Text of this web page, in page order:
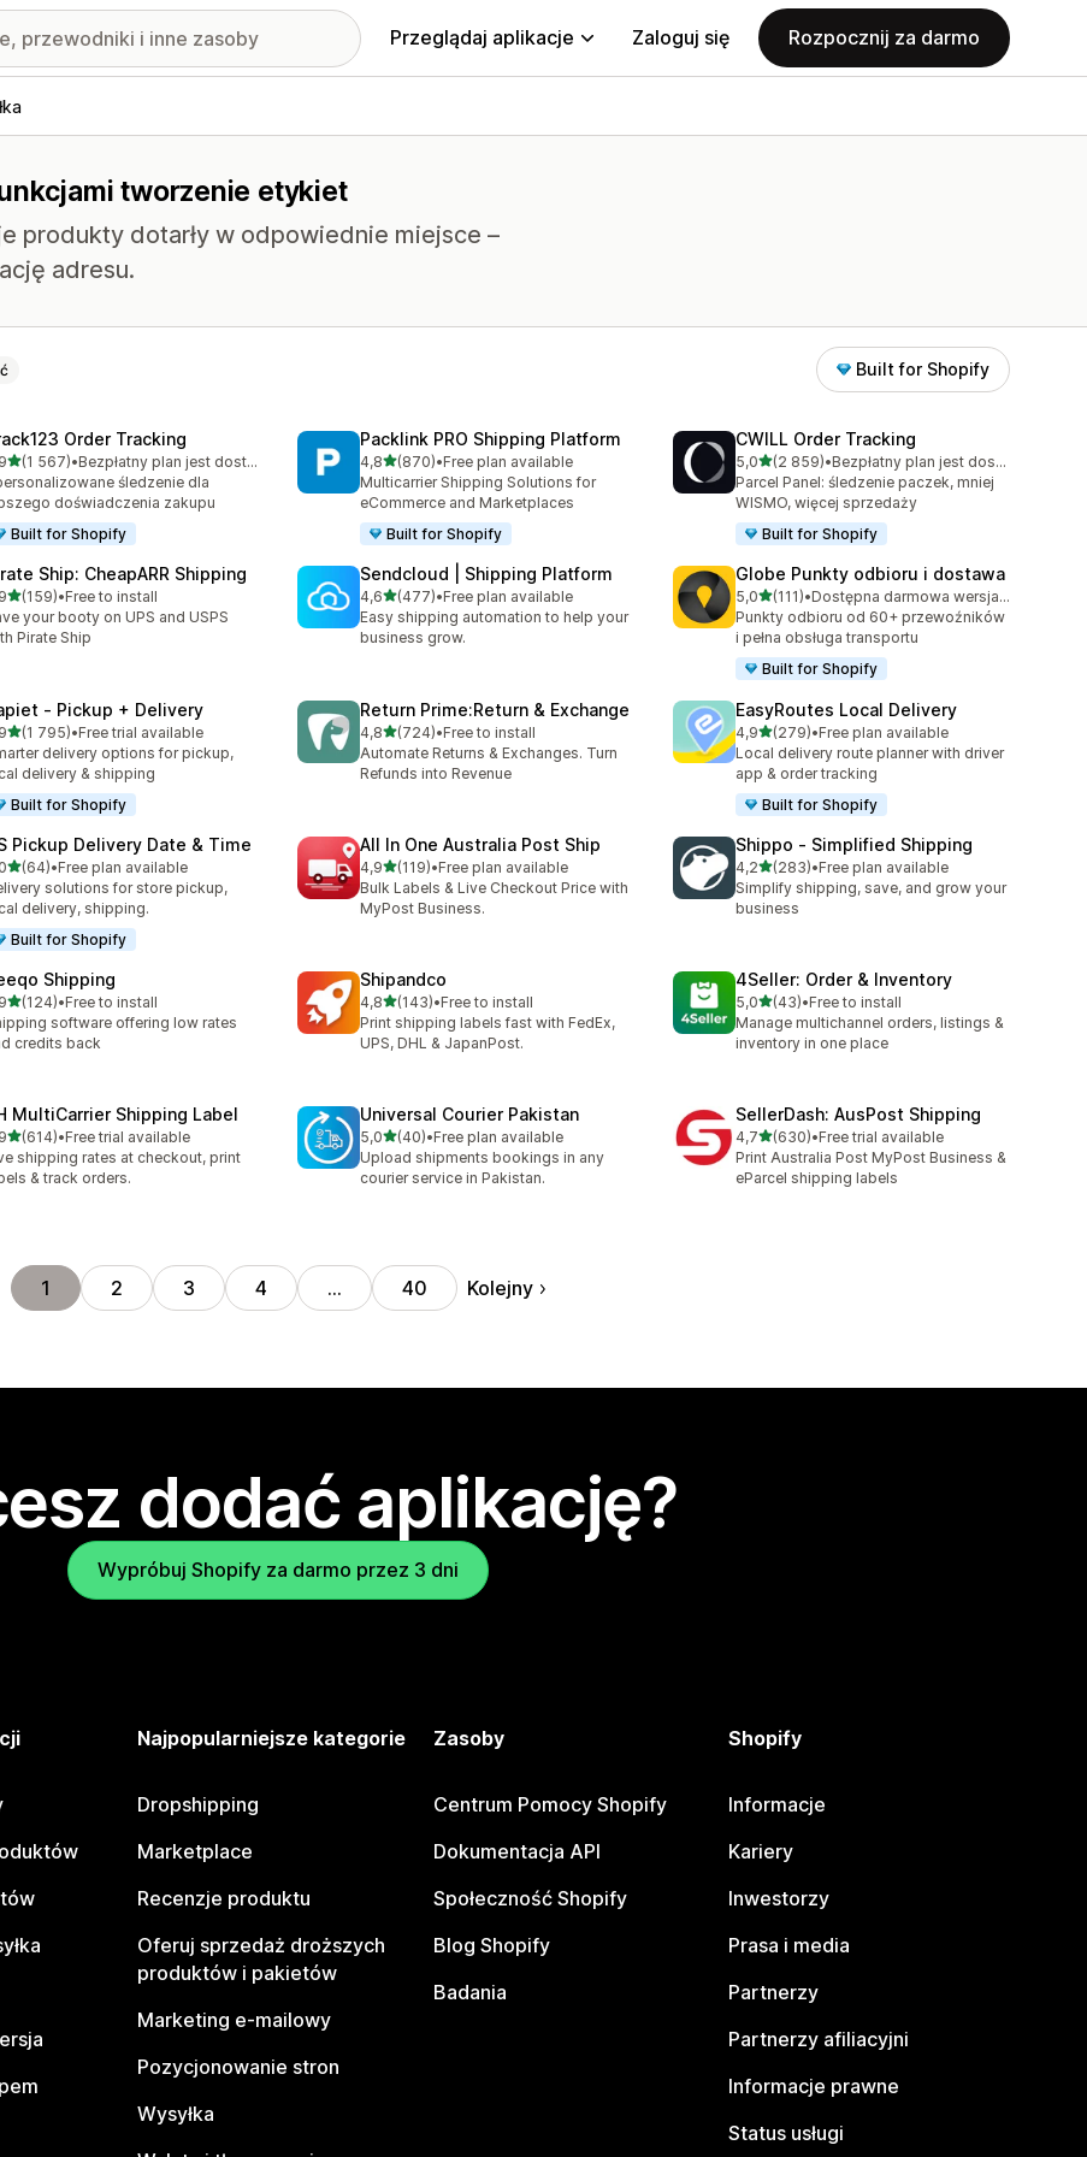
Przeglądaj aplikacje Zaloguj się Rozpocznij za darmo
tworzenie etykiet
produkty dotarły w odpowiednie miejsce –
adresu.
Built for Shopify
Order Tracking
na 5 gwiazdek
(1 567)
liczba recenzji: 1567
•
Bezpłatny plan jest dostępny
śledzenie dla
doświadczenia zakupu
Built for Shopify
Packlink PRO Shipping Platform
4,8na 5 gwiazdek
(870)
Łączna liczba recenzji: 870
•Free plan available
Multicarrier Shipping Solutions for
eCommerce and Marketplaces
Built for Shopify
CWILL Order Tracking
5,0na 5 gwiazdek
(2 859)
Łączna liczba recenzji: 2859
•
Bezpłatny plan jest dostępny
Parcel Panel: śledzenie paczek, mniej
WISMO, więcej sprzedaży
Built for Shopify
Ship: CheapARR Shipping
na 5 gwiazdek
(159)
liczba recenzji: 159
•Free to install
your booty on UPS and USPS
Pirate Ship
Sendcloud | Shipping Platform
4,6na 5 gwiazdek
(477)
Łączna liczba recenzji: 477
•Free plan available
Easy shipping automation to help your
business grow.
Globe Punkty odbioru i dostawa
5,0na 5 gwiazdek
(111)
Łączna liczba recenzji: 111
•
Dostępna darmowa wersja próbna
Punkty odbioru od 60+ przewoźników
i pełna obsługa transportu
Built for Shopify
‑ Pickup + Delivery
na 5 gwiazdek
(1 795)
liczba recenzji: 1795
•Free trial available
delivery options for pickup,
delivery & shipping
Built for Shopify
Return Prime:Return & Exchange
4,8na 5 gwiazdek
(724)
Łączna liczba recenzji: 724
•Free to install
Automate Returns & Exchanges. Turn
Refunds into Revenue
EasyRoutes Local Delivery
4,9na 5 gwiazdek
(279)
Łączna liczba recenzji: 279
•Free plan available
Local delivery route planner with driver
app & order tracking
Built for Shopify
Pickup Delivery Date & Time
na 5 gwiazdek
(64)liczba recenzji: 64
•Free plan available
solutions for store pickup,
delivery, shipping.
Built for Shopify
All In One Australia Post Ship
4,9na 5 gwiazdek
(119)
Łączna liczba recenzji: 119
•Free plan available
Bulk Labels & Live Checkout Price with
MyPost Business.
Shippo ‑ Simplified Shipping
4,2na 5 gwiazdek
(283)
Łączna liczba recenzji: 283
•Free plan available
Simplify shipping, save, and grow your
business
Shipping
na 5 gwiazdek
(124)liczba recenzji: 124
•Free to install
software offering low rates
credits back
Shipandco
4,8na 5 gwiazdek
(143)
Łączna liczba recenzji: 143
•Free to install
Print shipping labels fast with FedEx,
UPS, DHL & JapanPost.
4Seller: Order & Inventory
5,0na 5 gwiazdek
(43)
Łączna liczba recenzji: 43
•Free to install
Manage multichannel orders, listings &
inventory in one place
MultiCarrier Shipping Label
na 5 gwiazdek
(614)liczba recenzji: 614
•Free trial available
shipping rates at checkout, print
& track orders.
Universal Courier Pakistan
5,0na 5 gwiazdek
(40)
Łączna liczba recenzji: 40
•Free plan available
Upload shipments bookings in any
courier service in Pakistan.
SellerDash: AusPost Shipping
4,7na 5 gwiazdek
(630)
Łączna liczba recenzji: 630
•Free trial available
Print Australia Post MyPost Business &
eParcel shipping labels
1 2 3 4 … 40 Kolejny
dodać aplikację?
Wypróbuj Shopify za darmo przez 3 dni
Najpopularniejsze kategorie
Dropshipping
Marketplace
Recenzje produktu
Oferuj sprzedaż droższych
produktów i pakietów
Marketing e-mailowy
Pozycjonowanie stron
Wysyłka
Zasoby
Centrum Pomocy Shopify
Dokumentacja API
Społeczność Shopify
Blog Shopify
Badania
Shopify
Informacje
Kariery
Inwestorzy
Prasa i media
Partnerzy
Partnerzy afiliacyjni
Informacje prawne
Status usługi